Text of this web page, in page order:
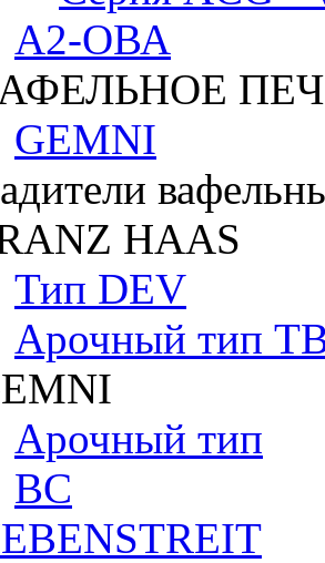
А2-ОВА
GEMNI
HAAS
Тип DEV
Арочный тип
Арочный тип
ВС